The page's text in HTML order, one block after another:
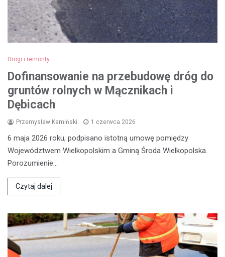
Drogi i remonty
Dofinansowanie na przebudowę dróg do
gruntów rolnych w Mącznikach i
Dębicach
Przemysław Kamiński 1 czerwca 2026
6 maja 2026 roku, podpisano istotną umowę pomiędzy
Województwem Wielkopolskim a Gminą Środa Wielkopolska.
Porozumienie…
Czytaj dalej